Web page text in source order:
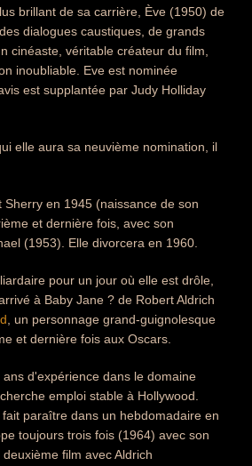
brillant de sa carrière, Ève (1950) de
dialogues caustiques, de grands
cinéaste, véritable créateur du film,
inoubliable. Eve est nominée
est supplantée par Judy Holliday
elle aura sa neuvième nomination, il
en 1945 (naissance de son
et dernière fois, avec son
(1953). Elle divorcera en 1960.
pour un jour où elle est drôle,
à Baby Jane ? de Robert Aldrich
, un personnage grand-guignolesque
et dernière fois aux Oscars.
d'expérience dans le domaine
emploi stable à Hollywood.
paraître dans un hebdomadaire en
toujours trois fois (1964) avec son
film avec Aldrich